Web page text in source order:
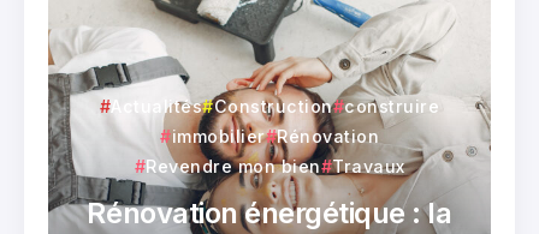
Actualités Construction construire
immobilier Rénovation
Revendre mon bien
Travaux
Rénovation énergétique : la